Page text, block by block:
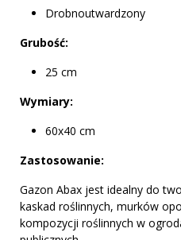
Drobnoutwardzony
Grubość:
25 cm
Wymiary:
60x40 cm
Zastosowanie:
Gazon Abax jest idealny do
kaskad roślinnych, murków
kompozycji roślinnych w